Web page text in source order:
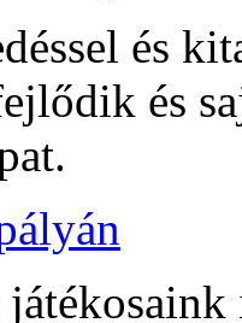
és
és